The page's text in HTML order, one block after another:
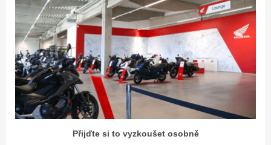
Přijďte si to vyzkoušet osobně